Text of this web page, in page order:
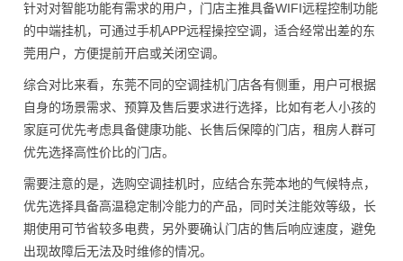
针对对智能功能有需求的用户，门店主推具备WIFI远程控制功能
的中端挂机，可通过手机APP远程操控空调，适合经常出差的东
莞用户，方便提前开启或关闭空调。
综合对比来看，东莞不同的空调挂机门店各有侧重，用户可根据
自身的场景需求、预算及售后要求进行选择，比如有老人小孩的
家庭可优先考虑具备健康功能、长售后保障的门店，租房人群可
优先选择高性价比的门店。
需要注意的是，选购空调挂机时，应结合东莞本地的气候特点，
优先选择具备高温稳定制冷能力的产品，同时关注能效等级，长
期使用可节省较多电费，另外要确认门店的售后响应速度，避免
出现故障后无法及时维修的情况。